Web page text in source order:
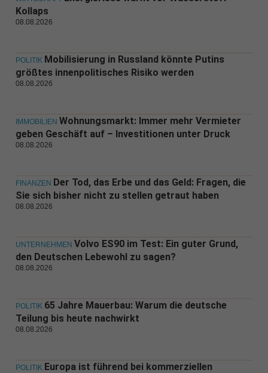
Kollaps
08.08.2026
POLITIK Mobilisierung in Russland könnte Putins
größtes innenpolitisches Risiko werden
08.08.2026
IMMOBILIEN Wohnungsmarkt: Immer mehr Vermieter
geben Geschäft auf – Investitionen unter Druck
08.08.2026
FINANZEN Der Tod, das Erbe und das Geld: Fragen, die
Sie sich bisher nicht zu stellen getraut haben
08.08.2026
UNTERNEHMEN Volvo ES90 im Test: Ein guter Grund,
den Deutschen Lebewohl zu sagen?
08.08.2026
POLITIK 65 Jahre Mauerbau: Warum die deutsche
Teilung bis heute nachwirkt
08.08.2026
POLITIK Europa ist führend bei kommerziellen